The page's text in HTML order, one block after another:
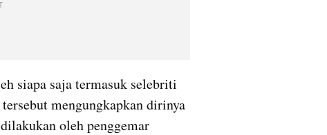
siapa saja termasuk selebriti
mengungkapkan dirinya
oleh penggemar